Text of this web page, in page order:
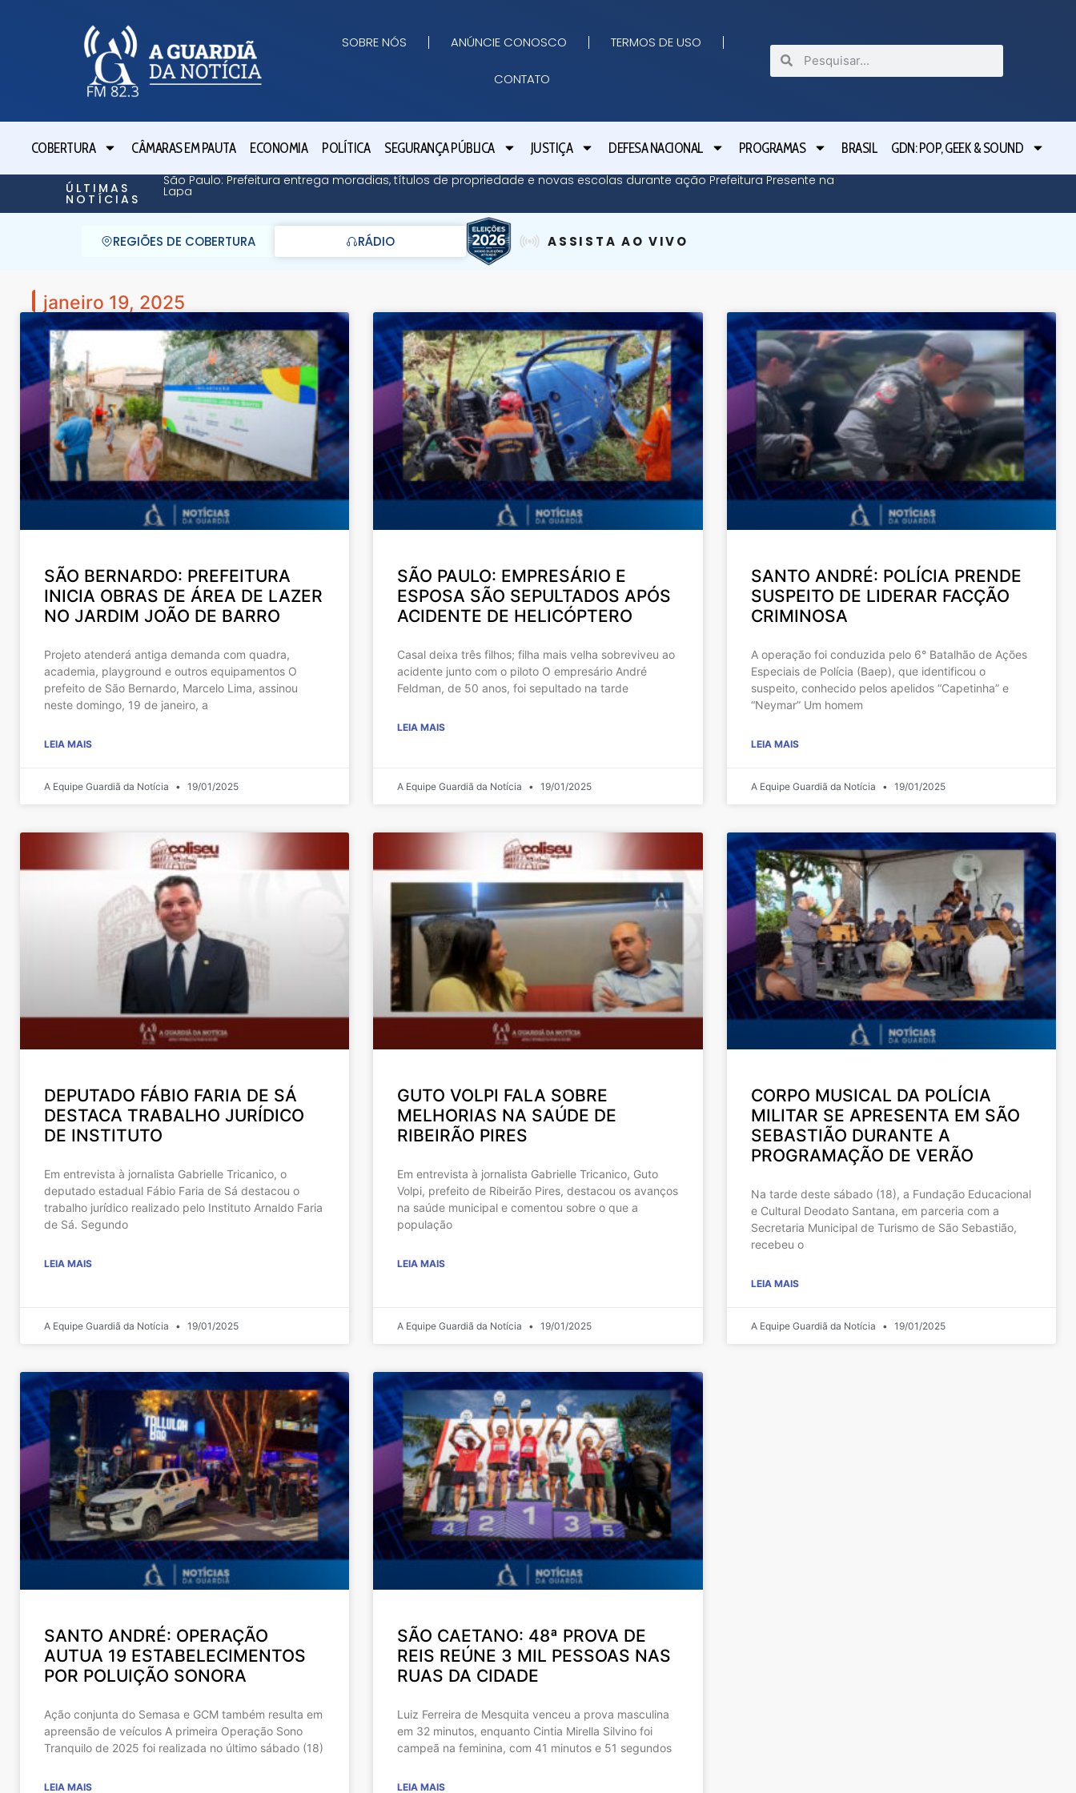
SOBRE NÓS ANÚNCIE CONOSCO TERMOS DE USO
CONTATO
COBERTURA CÂMARAS EM PAUTA ECONOMIA POLÍTICA SEGURANÇA PÚBLICA JUSTIÇA DEFESA NACIONAL PROGRAMAS BRASIL GDN: POP, GEEK & SOUND
ÚLTIMAS
NOTÍCIAS
São Paulo: Prefeitura entrega moradias, títulos de propriedade e novas escolas durante ação Prefeitura Presente na
Lapa
REGIÕES DE COBERTURA RÁDIO ASSISTA AO VIVO
janeiro 19, 2025
SÃO BERNARDO: PREFEITURA
INICIA OBRAS DE ÁREA DE LAZER
NO JARDIM JOÃO DE BARRO
Projeto atenderá antiga demanda com quadra,
academia, playground e outros equipamentos O
prefeito de São Bernardo, Marcelo Lima, assinou
neste domingo, 19 de janeiro, a
LEIA MAIS
A Equipe Guardiã da Notícia 19/01/2025
SÃO PAULO: EMPRESÁRIO E
ESPOSA SÃO SEPULTADOS APÓS
ACIDENTE DE HELICÓPTERO
Casal deixa três filhos; filha mais velha sobreviveu ao
acidente junto com o piloto O empresário André
Feldman, de 50 anos, foi sepultado na tarde
LEIA MAIS
A Equipe Guardiã da Notícia 19/01/2025
SANTO ANDRÉ: POLÍCIA PRENDE
SUSPEITO DE LIDERAR FACÇÃO
CRIMINOSA
A operação foi conduzida pelo 6° Batalhão de Ações
Especiais de Polícia (Baep), que identificou o
suspeito, conhecido pelos apelidos “Capetinha” e
“Neymar” Um homem
LEIA MAIS
A Equipe Guardiã da Notícia 19/01/2025
DEPUTADO FÁBIO FARIA DE SÁ
DESTACA TRABALHO JURÍDICO
DE INSTITUTO
Em entrevista à jornalista Gabrielle Tricanico, o
deputado estadual Fábio Faria de Sá destacou o
trabalho jurídico realizado pelo Instituto Arnaldo Faria
de Sá. Segundo
LEIA MAIS
A Equipe Guardiã da Notícia 19/01/2025
GUTO VOLPI FALA SOBRE
MELHORIAS NA SAÚDE DE
RIBEIRÃO PIRES
Em entrevista à jornalista Gabrielle Tricanico, Guto
Volpi, prefeito de Ribeirão Pires, destacou os avanços
na saúde municipal e comentou sobre o que a
população
LEIA MAIS
A Equipe Guardiã da Notícia 19/01/2025
CORPO MUSICAL DA POLÍCIA
MILITAR SE APRESENTA EM SÃO
SEBASTIÃO DURANTE A
PROGRAMAÇÃO DE VERÃO
Na tarde deste sábado (18), a Fundação Educacional
e Cultural Deodato Santana, em parceria com a
Secretaria Municipal de Turismo de São Sebastião,
recebeu o
LEIA MAIS
A Equipe Guardiã da Notícia 19/01/2025
SANTO ANDRÉ: OPERAÇÃO
AUTUA 19 ESTABELECIMENTOS
POR POLUIÇÃO SONORA
Ação conjunta do Semasa e GCM também resulta em
apreensão de veículos A primeira Operação Sono
Tranquilo de 2025 foi realizada no último sábado (18)
LEIA MAIS
SÃO CAETANO: 48ª PROVA DE
REIS REÚNE 3 MIL PESSOAS NAS
RUAS DA CIDADE
Luiz Ferreira de Mesquita venceu a prova masculina
em 32 minutos, enquanto Cintia Mirella Silvino foi
campeã na feminina, com 41 minutos e 51 segundos
LEIA MAIS